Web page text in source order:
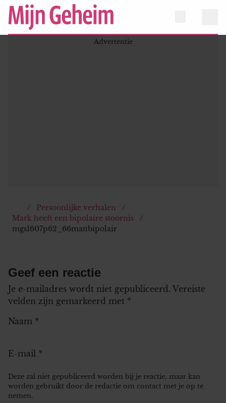
Persoonlijke verhalen
Mark heeft een bipolaire stoornis
mgs1607p62_66manbipolair
Geef een reactie
Je e-mailadres wordt niet gepubliceerd. Vereiste
velden zijn gemarkeerd met *
Naam *
E-mail *
Deze zal niet gepubliceerd worden bij je reactie, maar kan
worden gebruikt door de redactie om contact met je op te
nemen.